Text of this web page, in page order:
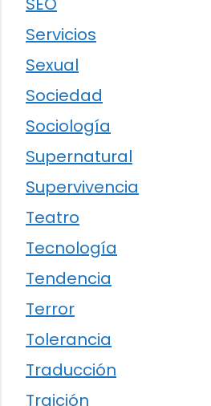
Servicios
Sexual
Sociedad
Sociología
Supernatural
Supervivencia
Teatro
Tecnología
Tendencia
Terror
Tolerancia
Traducción
Traición